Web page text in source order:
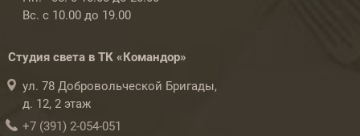
Вс. с 10.00 до 19.00
Студия света в ТК «Командор»
ул. 78 Добровольческой Бригады,
д. 12, 2 этаж
+7 (391) 2-054-051